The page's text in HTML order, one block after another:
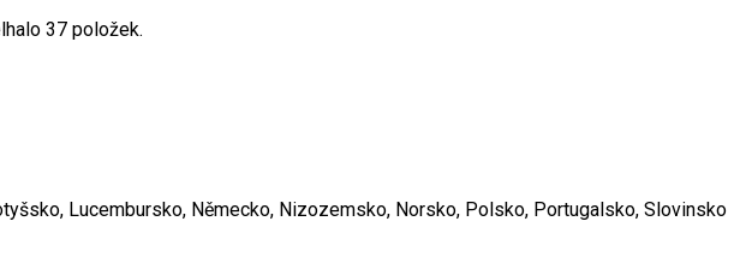
37 položek.
Lucembursko, Německo, Nizozemsko, Norsko, Polsko, Portugalsko, Slovinsko